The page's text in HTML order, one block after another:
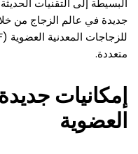
البسيطة إلى التقنيات
جديدة في عالم الزجاج من
متعددة.
إمكانيات
العضوية